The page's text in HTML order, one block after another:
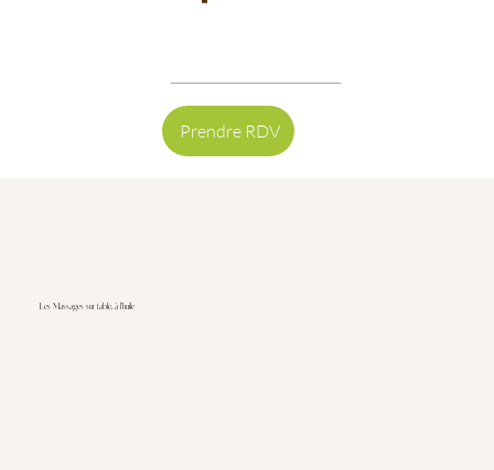
Les Massages sur table, à l'huile
Prendre RDV